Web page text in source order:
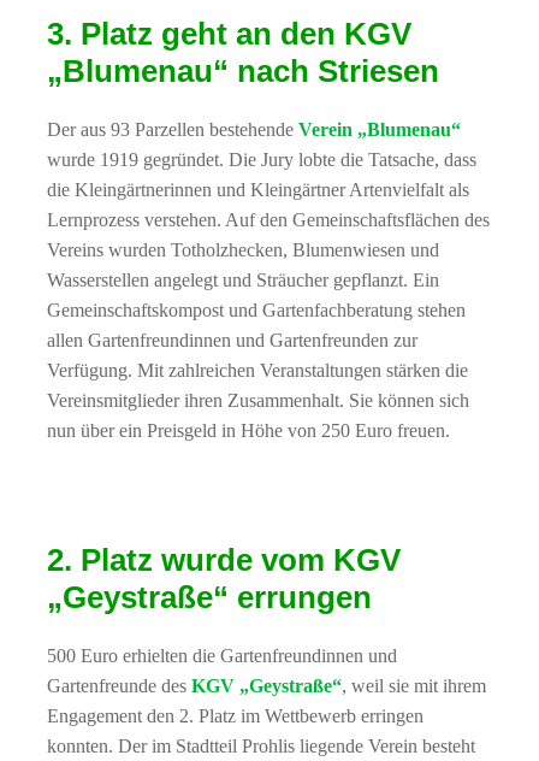
3. Platz geht an den KGV
„Blumenau“ nach Striesen
Der aus 93 Parzellen bestehende Verein „Blumenau“
wurde 1919 gegründet. Die Jury lobte die Tatsache, dass
die Kleingärtnerinnen und Kleingärtner Artenvielfalt als
Lernprozess verstehen. Auf den Gemeinschaftsflächen des
Vereins wurden Totholzhecken, Blumenwiesen und
Wasserstellen angelegt und Sträucher gepflanzt. Ein
Gemeinschaftskompost und Gartenfachberatung stehen
allen Gartenfreundinnen und Gartenfreunden zur
Verfügung. Mit zahlreichen Veranstaltungen stärken die
Vereinsmitglieder ihren Zusammenhalt. Sie können sich
nun über ein Preisgeld in Höhe von 250 Euro freuen.
2. Platz wurde vom KGV
„Geystraße“ errungen
500 Euro erhielten die Gartenfreundinnen und
Gartenfreunde des KGV „Geystraße“, weil sie mit ihrem
Engagement den 2. Platz im Wettbewerb erringen
konnten. Der im Stadtteil Prohlis liegende Verein besteht